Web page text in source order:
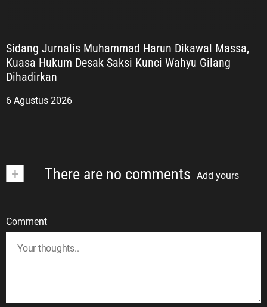
Sidang Jurnalis Muhammad Harun Dikawal Massa,
Kuasa Hukum Desak Saksi Kunci Wahyu Gilang
Dihadirkan
6 Agustus 2026
+ There are no comments Add yours
Comment